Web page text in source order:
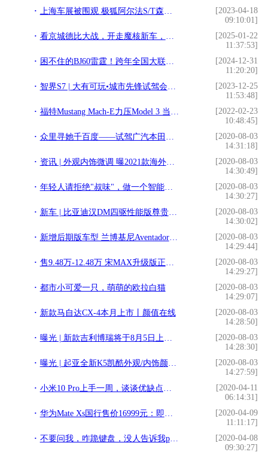
上海车展被围观 极狐阿尔法S/T森林版带你一起“森”呼吸
[2023-04-18
09:10:01]
看京城德比大战，开走魔核新车，北京汽车品牌之夜粉丝赢麻了！
[2025-01-22
11:37:53]
困不住的BJ60雷霆！跨年全国大联考，魔核电驱“猛”闯年关！
[2024-12-31
11:20:20]
智界S7 | 大有可玩•城市先锋试驾会南昌站圆满落幕，感受高能大空间智慧轿车的运动美学
[2023-12-25
11:53:48]
福特Mustang Mach-E力压Model 3 当选最佳电动车
[2022-02-23
10:48:45]
众里寻她千百度——试驾广汽本田第四代飞度
[2020-08-03
14:31:18]
资讯 | 外观内饰微调 曝2021款海外版福特探险者消息
[2020-08-03
14:30:49]
年轻人请拒绝"叔味"，做一个智能控、爱旅游、有情怀的新青年
[2020-08-03
14:30:27]
新车 | 比亚迪汉DM四驱性能版尊贵型上市 售23.98万元
[2020-08-03
14:30:02]
新增后期版车型 兰博基尼Aventador谍照曝光
[2020-08-03
14:29:44]
售9.48万-12.48万 宋MAX升级版正式上市
[2020-08-03
14:29:27]
都市小可爱一只，萌萌的欧拉白猫
[2020-08-03
14:29:07]
新款马自达CX-4本月上市丨颜值在线
[2020-08-03
14:28:50]
曝光 | 新款吉利博瑞将于8月5日上市 增搭1.8TD+7DCT动力总成
[2020-08-03
14:28:30]
曝光 | 起亚全新K5凯酷外观/内饰颜色公布 将于9月上市
[2020-08-03
14:27:59]
小米10 Pro上手一周，谈谈优缺点和真实感受：一款“满分”旗舰？
[2020-04-11
06:14:31]
华为Mate Xs国行售价16999元：即日起预约 3月5日正式开售
[2020-04-09
11:11:17]
不要问我，咋跪键盘，没人告诉我python程序媛这么厉害！还能监控
[2020-04-08
09:30:27]